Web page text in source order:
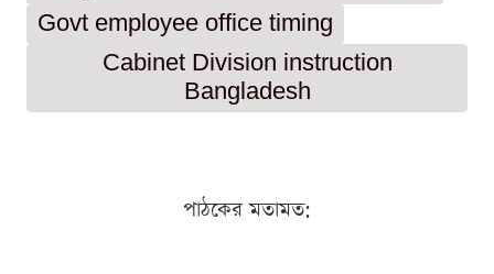
Govt employee office timing
Cabinet Division instruction
Bangladesh
পাঠকের মতামত: